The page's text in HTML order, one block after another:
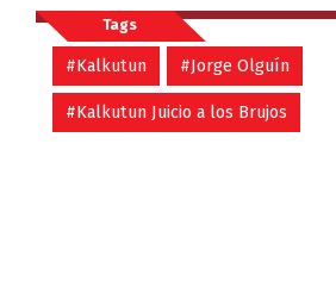
Tags
#Kalkutun #Jorge Olguín
#Kalkutun Juicio a los Brujos